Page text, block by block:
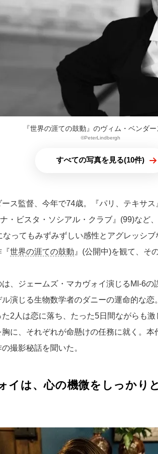
『世界の涯ての鼓動』のヴィム・ベンダ
©︎PeterLindbergh
すべての写真を見る(10件)
ス監督、今年で74歳。『パリ、テキサ
・ビスタ・ソシアル・クラブ』(99)など
なってもみずみずしい感性とアグレッシ
『世界の涯ての鼓動 』(公開中)を観て、そ
、ジェームズ・マカヴォイ演じるMI-6の
演じる生物数学者のダニーの運命的な
2人は恋に落ち、たった5日間ながらも激
に、それぞれが命懸けの任務に就く。
撮影秘話を聞いた。
イは、心の機微をしっかり